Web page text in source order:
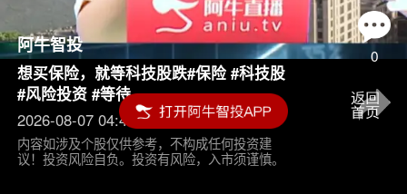
0
阿牛智投
想买保险，就等科技股跌#保险 #科技股
#风险投资 #等待
2026-08-07 04:45
内容如涉及个股仅供参考，不构成任何投资建
议！投资风险自负。投资有风险，入市须谨慎。